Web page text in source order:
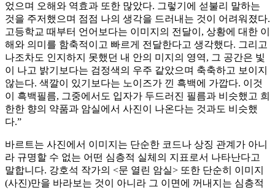
었으며 오해와 역효과 또한 많았다. 그렇기에 섣불리 말하는
것을 주저했으며 점점 나의 생각을 드러내는 것이 어려워졌다.
고등학교 때부터 언어보다는 이미지의 전달이, 상황에 대한 이
해와 의미를 함축적이고 빠르게 전달한다고 생각했다. 그리고
나조차도 인지하지 못했던 내 안의 미지의 영역, 그 공간은 빛
이 나고 밝기보다는 검정색의 우주 같았으며 축축하고 보이지
않는다. 색깔이 있기보다는 노이즈가 낀 흑백에 가깝다. 이것
이 흑백필름, 그중에서도 입자가 두드러진 필름과 비슷했고 희
한한 향의 약품과 암실에서 사진이 나온다는 것과도 비슷했
다.”
바르트는 사진에서 이미지는 단순한 코드나 상징 관계가 아니
라 규명할 수 없는 어떤 심층적 실체의 지표로서 나타난다고
말합니다. 강호석 작가의 <문 열린 암실> 또한 단순히 이미지
(사진)만을 바라보는 것이 아니라 그 이면에 꺼내지는 심층적